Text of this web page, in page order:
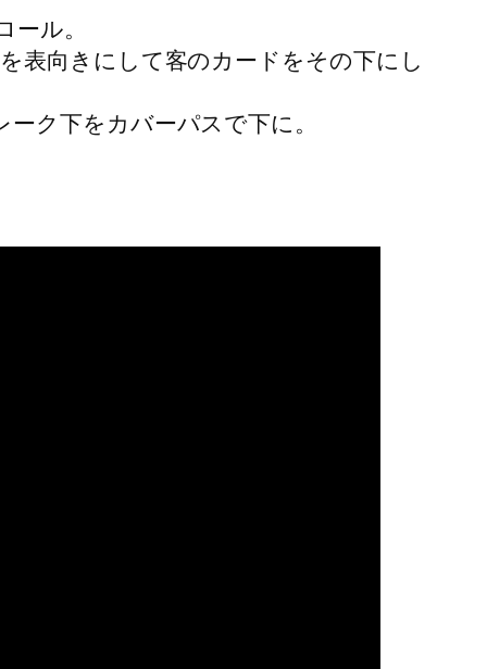
ル。
表向きにして客のカードをその下にし
ク下をカバーパスで下に。